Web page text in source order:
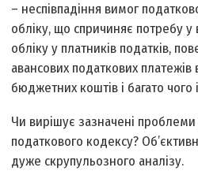
– неспівпадіння вимог
обліку, що спричиняє потребу у
обліку у платників податків,
авансових податкових
бюджетних коштів і багато чого
Чи вирішує зазначені
податкового кодексу?
дуже скрупульозного аналізу.